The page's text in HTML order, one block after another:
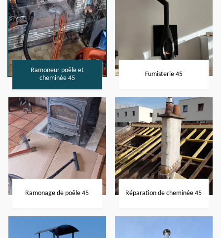
Ramoneur poêle et
cheminée 45
Fumisterie 45
Ramonage de poêle 45 Réparation de cheminée 45